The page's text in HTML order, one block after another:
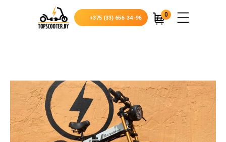
+375 (33) 656-34-96 0